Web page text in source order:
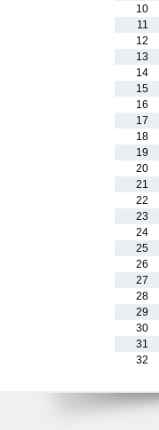
10
11
12
13
14
15
16
17
18
19
20
21
22
23
24
25
26
27
28
29
30
31
32